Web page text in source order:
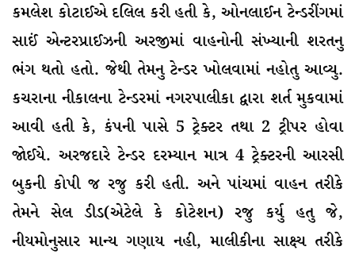
કમલેશ કોટાઈએ દલિલ કરી હતી કે, ઓનલાઈન ટેન્ડરીંગમાં
સાઈં એન્ટરપ્રાઈઝની અરજીમાં વાહનોની સંખ્યાની શરતનુ
ભંગ થતો હતો. જેથી તેમનુ ટેન્ડર ખોલવામાં નહોતુ આવ્યુ.
કચરાના નીકાલના ટેન્ડરમાં નગરપાલીકા દ્વારા શર્ત મુકવામાં
આવી હતી કે, કંપની પાસે 5 ટ્રેક્ટર તથા 2 ટ્રીપર હોવા
જોઈયે. અરજદારે ટેન્ડર દરમ્યાન માત્ર 4 ટ્રેક્ટરની આરસી
બુકની કોપી જ રજુ કરી હતી. અને પાંચમાં વાહન તરીકે
તેમને સેલ ડીડ(એટેલે કે કોટેશન) રજુ કર્યુ હતુ જે,
નીયમોનુસાર માન્ય ગણાય નહી, માલીકીના સાક્ષ્ય તરીકે